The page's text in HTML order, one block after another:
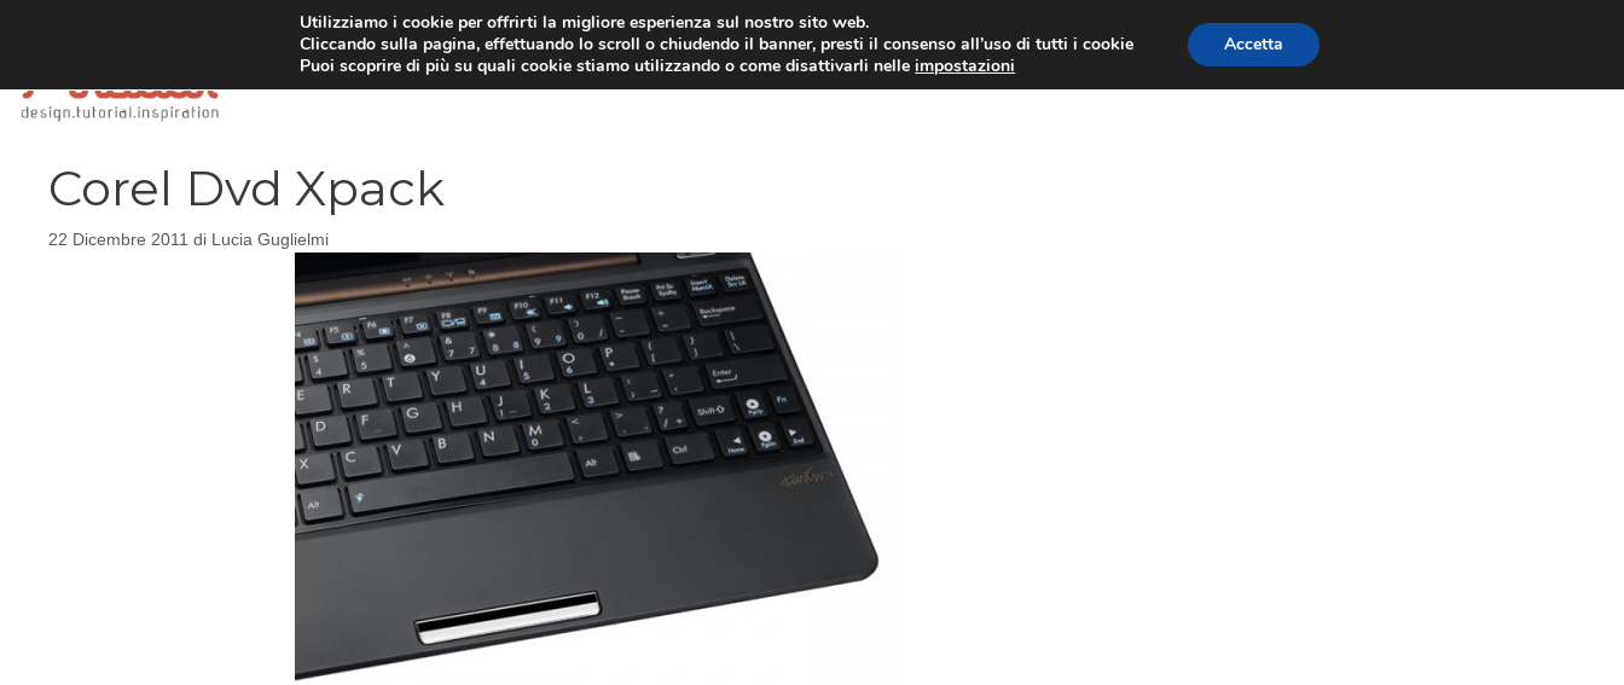
TUTORIAL WORDPRESS INSPIRATION CONCORSI DESIGN
Corel Dvd Xpack
22 Dicembre 2011 di Lucia Guglielmi
Utilizziamo i cookie per offrirti la migliore esperienza sul nostro sito web.
Cliccando sulla pagina, effettuando lo scroll o chiudendo il banner, presti il consenso all’uso di tutti i cookie
Puoi scoprire di più su quali cookie stiamo utilizzando o come disattivarli nelleimpostazioni
Accetta